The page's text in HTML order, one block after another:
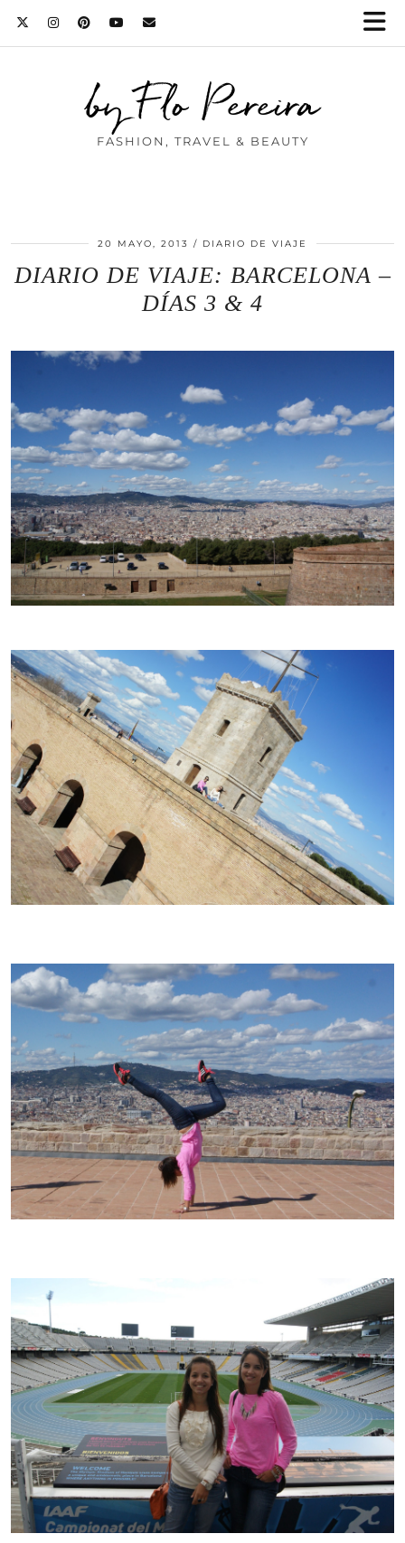
by Flo Pereira
FASHION, TRAVEL & BEAUTY
20 MAYO, 2013 DIARIO DE VIAJE
DIARIO DE VIAJE: BARCELONA –
DÍAS 3 & 4